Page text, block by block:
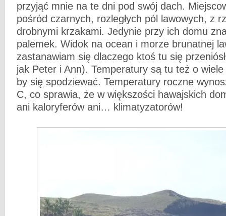
przyjąć mnie na te dni pod swój dach.
pośród czarnych, rozległych pól lawowych, z
drobnymi krzakami. Jedynie przy ich domu
palemek. Widok na ocean i morze brunatnej
zastanawiam się dlaczego ktoś tu się
jak Peter i Ann). Temperatury są tu też o
by się spodziewać. Temperatury roczne
C, co sprawia, że w większości hawajskich
ani kaloryferów ani… klimatyzatorów!